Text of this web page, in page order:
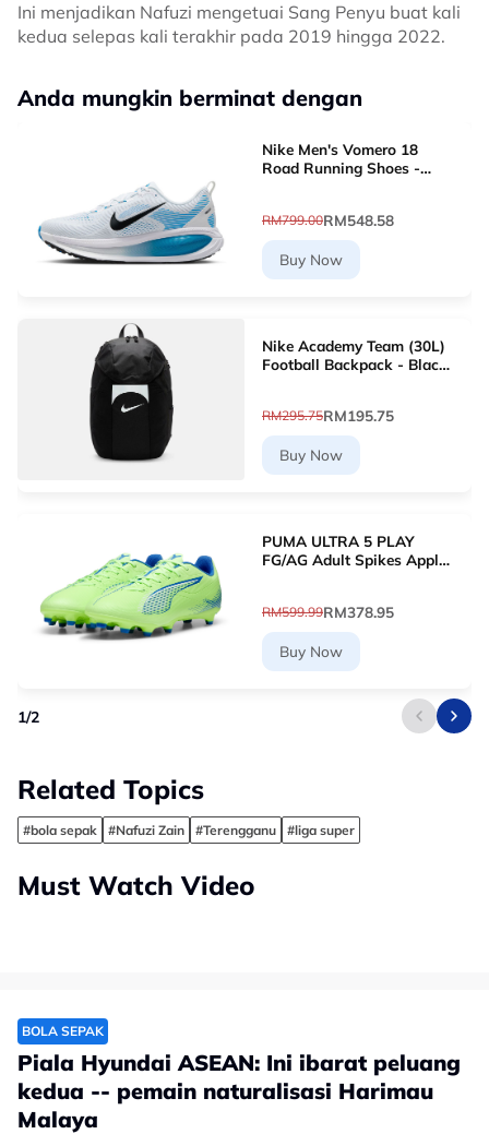
Ini menjadikan Nafuzi mengetuai Sang Penyu buat kali
kedua selepas kali terakhir pada 2019 hingga 2022.
Anda mungkin berminat dengan
Nike Men's Vomero 18
Road Running Shoes -
RM799.00RM548.58
Buy Now
Nike Academy Team (30L)
Football Backpack - Black
RM295.75RM195.75
Buy Now
PUMA ULTRA 5 PLAY
FG/AG Adult Spikes Apple
RM599.99RM378.95
Buy Now
1/2
Related Topics
#bola sepak #Nafuzi Zain #Terengganu #liga super
Must Watch Video
BOLA SEPAK
Piala Hyundai ASEAN: Ini ibarat peluang
kedua -- pemain naturalisasi Harimau
Malaya